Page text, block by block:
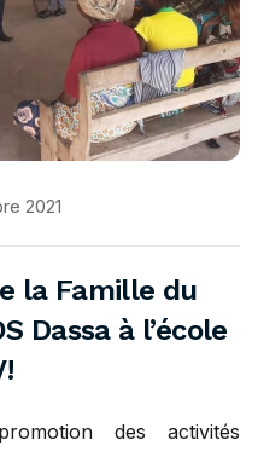
2021
la Famille du
Dassa à l’école
des activités